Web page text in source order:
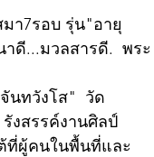
า7รอบ รุ่น"อายุ
ดี...มวลสารดี.  พระ
นทวังโส"  วัด
งสรรค์งานศิลป์
ที่ผู้คนในพื้นที่และ